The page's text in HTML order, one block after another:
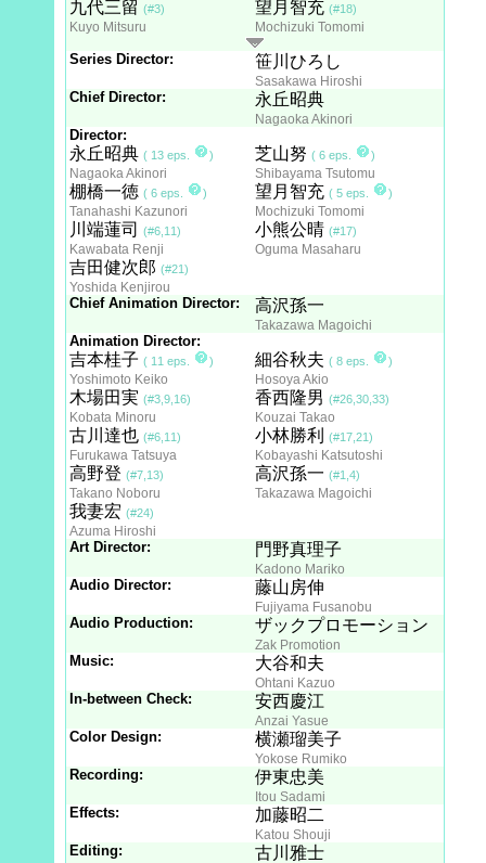
九代三留 (#3)
Kuyo Mitsuru
望月智充 (#18)
Mochizuki Tomomi
Series Director: 笹川ひろし
Sasakawa Hiroshi
Chief Director: 永丘昭典
Nagaoka Akinori
Director:
永丘昭典 ( 13 eps. )
Nagaoka Akinori
棚橋一徳 ( 6 eps. )
Tanahashi Kazunori
川端蓮司 (#6,11)
Kawabata Renji
吉田健次郎 (#21)
Yoshida Kenjirou
芝山努 ( 6 eps. )
Shibayama Tsutomu
望月智充 ( 5 eps. )
Mochizuki Tomomi
小熊公晴 (#17)
Oguma Masaharu
Chief Animation Director: 高沢孫一
Takazawa Magoichi
Animation Director:
吉本桂子 ( 11 eps. )
Yoshimoto Keiko
木場田実 (#3,9,16)
Kobata Minoru
古川達也 (#6,11)
Furukawa Tatsuya
高野登 (#7,13)
Takano Noboru
我妻宏 (#24)
Azuma Hiroshi
細谷秋夫 ( 8 eps. )
Hosoya Akio
香西隆男 (#26,30,33)
Kouzai Takao
小林勝利 (#17,21)
Kobayashi Katsutoshi
高沢孫一 (#1,4)
Takazawa Magoichi
Art Director: 門野真理子
Kadono Mariko
Audio Director: 藤山房伸
Fujiyama Fusanobu
Audio Production: ザックプロモーション
Zak Promotion
Music: 大谷和夫
Ohtani Kazuo
In-between Check: 安西慶江
Anzai Yasue
Color Design: 横瀬瑠美子
Yokose Rumiko
Recording: 伊東忠美
Itou Sadami
Effects: 加藤昭二
Katou Shouji
Editing: 古川雅士